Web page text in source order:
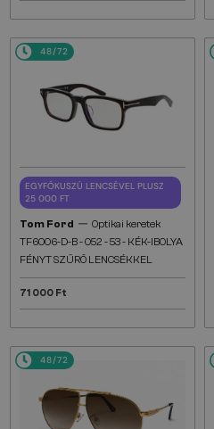
48/72
EGYFÓKUSZÚ LENCSÉVEL PLUSZ
25 000 FT
Tom Ford — Optikai keretek
TF6006-D-B - 052 - 53 - KÉK-IBOLYA
FÉNYT SZŰRŐ LENCSÉKKEL
71 000 Ft
48/72